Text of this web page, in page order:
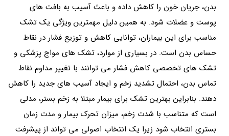
بدن، جریان خون را کاهش داده و باعث آسیب به بافت های
پوست و عضلات شود. به همین دلیل مهمترین ویژگی یک تشک
مناسب برای این بیماران، توانایی کاهش و توزیع فشار در نقاط
حساس بدن است. در بسیاری از موارد، تشک های مواج پزشکی و
تشک های تخصصی کاهش فشار می توانند با تغییر مداوم نقاط
تماس بدن، احتمال تشدید زخم و ایجاد آسیب های جدید را کاهش
دهند. بنابراین بهترین تشک برای بیمار مبتلا به زخم بستر، مدلی
است که متناسب با شدت زخم، میزان تحرک بیمار و مدت زمان
بستری انتخاب شود زیرا یک انتخاب اصولی می تواند از پیشرفت